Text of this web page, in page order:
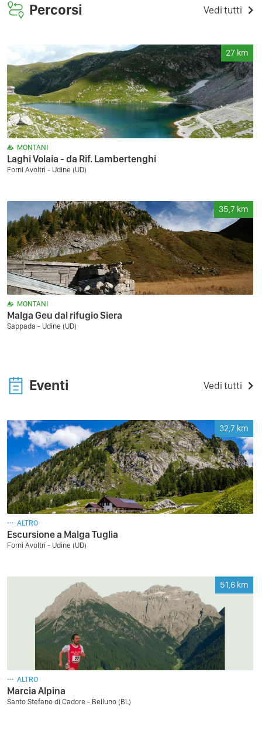
Percorsi Vedi tutti
27 km
MONTANI
Laghi Volaia - da Rif. Lambertenghi
Forni Avoltri - Udine (UD)
35,7 km
MONTANI
Malga Geu dal rifugio Siera
Sappada - Udine (UD)
Eventi Vedi tutti
32,7 km
ALTRO
Escursione a Malga Tuglia
Forni Avoltri - Udine (UD)
51,6 km
ALTRO
Marcia Alpina
Santo Stefano di Cadore - Belluno (BL)